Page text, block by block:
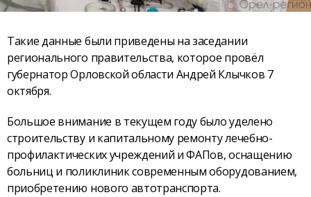
Такие данные были приведены на заседании
регионального правительства, которое провёл
губернатор Орловской области Андрей Клычков 7
октября.
Большое внимание в текущем году было уделено
строительству и капитальному ремонту лечебно-
профилактических учреждений и ФАПов, оснащению
больниц и поликлиник современным оборудованием,
приобретению нового автотранспорта.